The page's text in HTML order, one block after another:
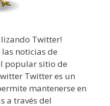
Twitter!
noticias de
popular sitio de
Twitter es un
mantenerse en
a través del